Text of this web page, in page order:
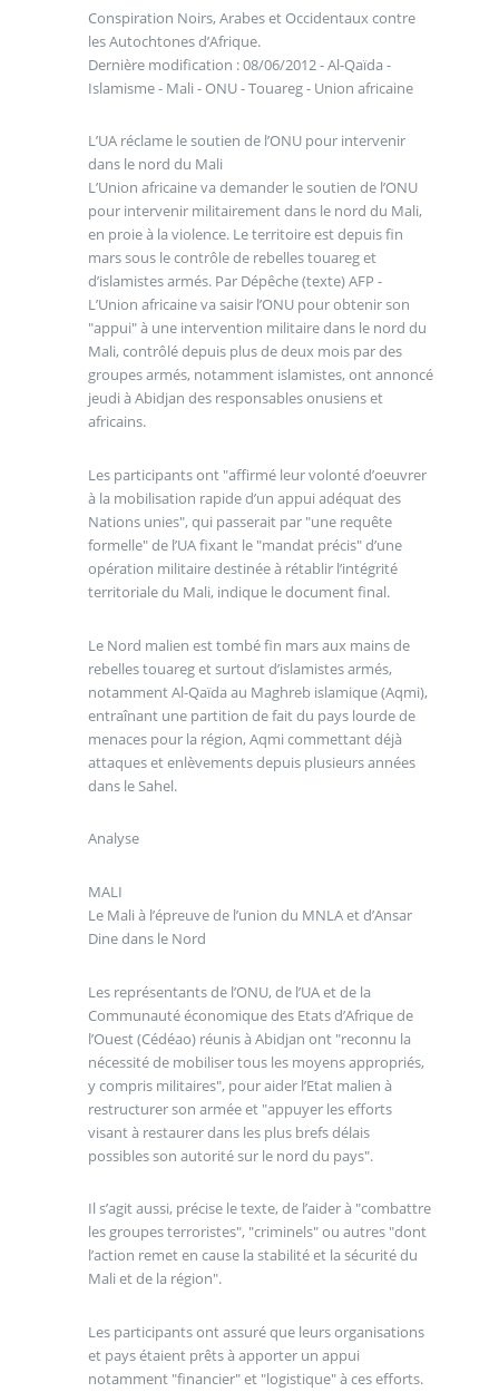
Conspiration Noirs, Arabes et Occidentaux contre
les Autochtones d’Afrique.
Dernière modification : 08/06/2012 - Al-Qaïda -
Islamisme - Mali - ONU - Touareg - Union africaine
L’UA réclame le soutien de l’ONU pour intervenir
dans le nord du Mali
L’Union africaine va demander le soutien de l’ONU
pour intervenir militairement dans le nord du Mali,
en proie à la violence. Le territoire est depuis fin
mars sous le contrôle de rebelles touareg et
d’islamistes armés. Par Dépêche (texte) AFP -
L’Union africaine va saisir l’ONU pour obtenir son
"appui" à une intervention militaire dans le nord du
Mali, contrôlé depuis plus de deux mois par des
groupes armés, notamment islamistes, ont annoncé
jeudi à Abidjan des responsables onusiens et
africains.
Les participants ont "affirmé leur volonté d’oeuvrer
à la mobilisation rapide d’un appui adéquat des
Nations unies", qui passerait par "une requête
formelle" de l’UA fixant le "mandat précis" d’une
opération militaire destinée à rétablir l’intégrité
territoriale du Mali, indique le document final.
Le Nord malien est tombé fin mars aux mains de
rebelles touareg et surtout d’islamistes armés,
notamment Al-Qaïda au Maghreb islamique (Aqmi),
entraînant une partition de fait du pays lourde de
menaces pour la région, Aqmi commettant déjà
attaques et enlèvements depuis plusieurs années
dans le Sahel.
Analyse
MALI
Le Mali à l’épreuve de l’union du MNLA et d’Ansar
Dine dans le Nord
Les représentants de l’ONU, de l’UA et de la
Communauté économique des Etats d’Afrique de
l’Ouest (Cédéao) réunis à Abidjan ont "reconnu la
nécessité de mobiliser tous les moyens appropriés,
y compris militaires", pour aider l’Etat malien à
restructurer son armée et "appuyer les efforts
visant à restaurer dans les plus brefs délais
possibles son autorité sur le nord du pays".
Il s’agit aussi, précise le texte, de l’aider à "combattre
les groupes terroristes", "criminels" ou autres "dont
l’action remet en cause la stabilité et la sécurité du
Mali et de la région".
Les participants ont assuré que leurs organisations
et pays étaient prêts à apporter un appui
notamment "financier" et "logistique" à ces efforts.